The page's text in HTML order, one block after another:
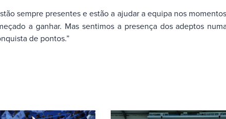
sempre presentes e estão a ajudar a equipa nos
a ganhar. Mas sentimos a presença dos adeptos
de pontos.”